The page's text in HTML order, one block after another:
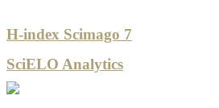
H-index Scimago 7
SciELO Analytics